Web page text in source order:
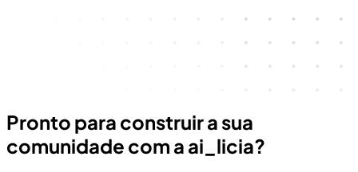
Pronto para construir a sua
comunidade com a ai_licia?